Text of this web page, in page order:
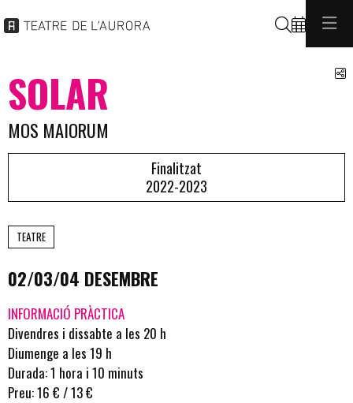
Cerca
SOLAR
MOS MAIORUM
Finalitzat
2022-2023
TEATRE
02/03/04 DESEMBRE
INFORMACIÓ PRÀCTICA
Divendres i dissabte a les 20 h
Diumenge a les 19 h
Durada: 1 hora i 10 minuts
Preu: 16 € / 13 €